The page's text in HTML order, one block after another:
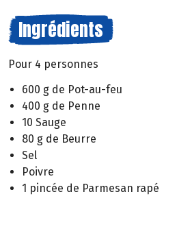
Ingrédients
Pour 4 personnes
600 g de Pot-au-feu
400 g de Penne
10 Sauge
80 g de Beurre
Sel
Poivre
1 pincée de Parmesan rapé